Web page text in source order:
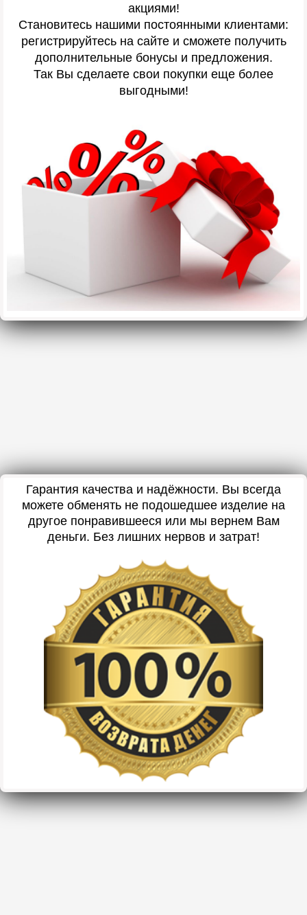
акциями!
Становитесь нашими постоянными клиентами:
регистрируйтесь на сайте и сможете получить
дополнительные бонусы и предложения.
Так Вы сделаете свои покупки еще более
выгодными!
Гарантия качества и надёжности. Вы всегда
можете обменять не подошедшее изделие на
другое понравившееся или мы вернем Вам
деньги. Без лишних нервов и затрат!